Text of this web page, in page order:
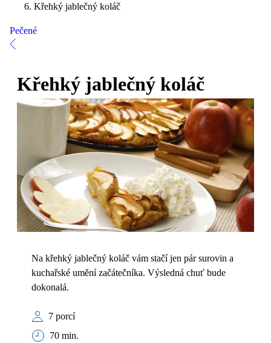
Křehký jablečný koláč
Pečené
Křehký jablečný koláč
Na křehký jablečný koláč vám stačí jen pár surovin a
kuchařské umění začátečníka. Výsledná chuť bude
dokonalá.
7 porcí
70 min.